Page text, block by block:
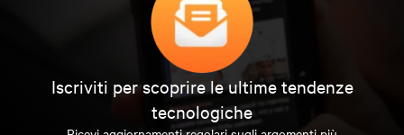
Iscriviti per scoprire le ultime tendenze
tecnologiche